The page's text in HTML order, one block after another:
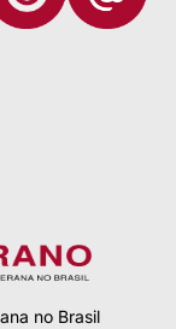
no Brasil